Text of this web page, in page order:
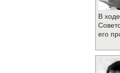
В
его